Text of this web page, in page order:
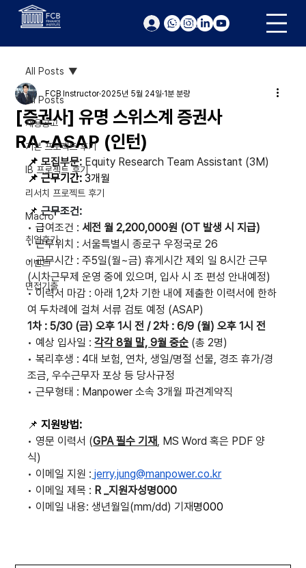
로그인
All Posts
채용공고
기본 프로젝트 후기
IB 프로젝트 후기
리서치 프로젝트 후기
Macro
취업후기
이벤트
면접기출
All Posts
[증권사] 유명 스위스계 증권사
RA~ASAP (인턴)
FCB Instructor 2025년 5월 24일 1분 분량
📌 모집부문: Equity Research Team Assistant (3M)
📌 근무기간: 3개월
📌 근무조건:
• 급여조건 : 세전 월 2,200,000원 (OT 발생 시 지급)
• 근무위치 : 서울특별시 종로구 우정국로 26
• 근무시간 : 주5일(월~금) 휴게시간 제외 일 8시간 근무
(시차근무제 운영 중에 있으며, 입사 시 조 편성 안내예정)
• 이력서 마감 : 아래 1,2차 기한 내에 제출한 이력서에 한하
여 두차례에 걸쳐 서류 검토 예정 (ASAP)
1차 : 5/30 (금) 오후 1시 전 / 2차 : 6/9 (월) 오후 1시 전
• 예상 입사일 : 각각 8월 말, 9월 중순 (총 2명)
• 복리후생 : 4대 보험, 연차, 생일/명절 선물, 경조 휴가/경
조금, 우수근무자 포상 등 당사규정
• 근무형태 : Manpower 소속 3개월 파견계약직
📌 지원방법:
• 영문 이력서 (GPA 필수 기재 , MS Word 혹은 PDF 양
식)
• 이메일 지원 : jerry.jung@manpower.co.kr
• 이메일 제목 : R _지원자성명000
• 이메일 내용: 생년월일(mm/dd) 기재명000